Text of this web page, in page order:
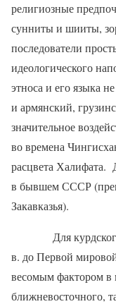
религиозные
сунниты и шииты,
последователи
идеологического
этноса и его языка
и армянский,
значительное
во времена
расцвета Халифата.
в бывшем СССР
Закавказья).
Для
в. до Первой
весомым фактором
ближневосточного,